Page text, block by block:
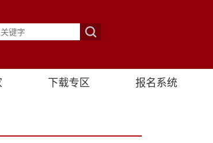
下载专区 报名系统